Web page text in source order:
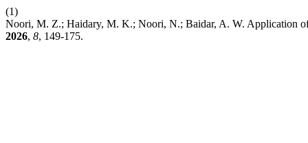
(1)
Noori, M. Z.; Haidary, M. K.; Noori, N.; Baidar, A. W. Application
2026, 8, 149-175.